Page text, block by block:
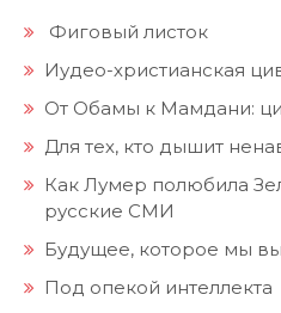
Фиговый листок
Иудео-христианская
От Обамы к Мамдани:
Для тех, кто дышит
Как Лумер полюбила
русские СМИ
Будущее, которое мы
Под опекой интеллекта